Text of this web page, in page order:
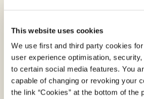
This website uses cookies
We use first and third party cookies
user experience optimisation,
to certain social media features. You
capable of changing or revoking your
the link “Cookies” at the bottom of the
direkte til Digitaliseringsstyrelsen
tvivl om at din indberetning
vores whistleblowerenhed, kan du
foretage din indberetning til
forestår en ekstern og uafhængig